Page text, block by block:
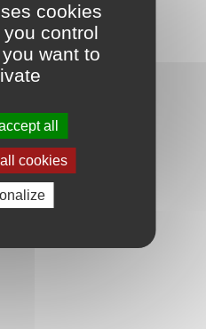
cookies
control
want to
all
cookies